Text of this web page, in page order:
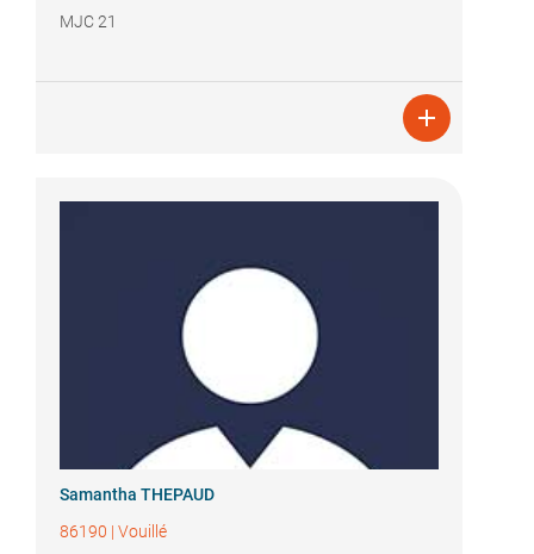
MJC 21

Samantha THEPAUD
86190 | Vouillé